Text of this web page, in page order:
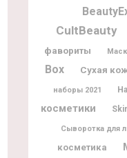
CultBeauty
фавориты
Box
Сухая
наборы 2021
косметики
Сыворотка для
косметика